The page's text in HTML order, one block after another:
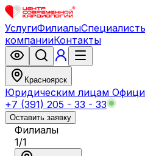
УслугиФилиалы
компанииКонтакты
Красноярск
Юридическим лицам
+7 (391) 205 - 33 - 33
Оставить заявку
Филиалы
1/1